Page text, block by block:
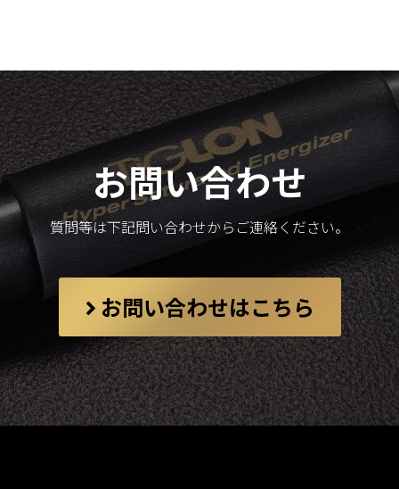
お問い合わせ
質問等は下記問い合わせからご連絡ください。
お問い合わせはこちら